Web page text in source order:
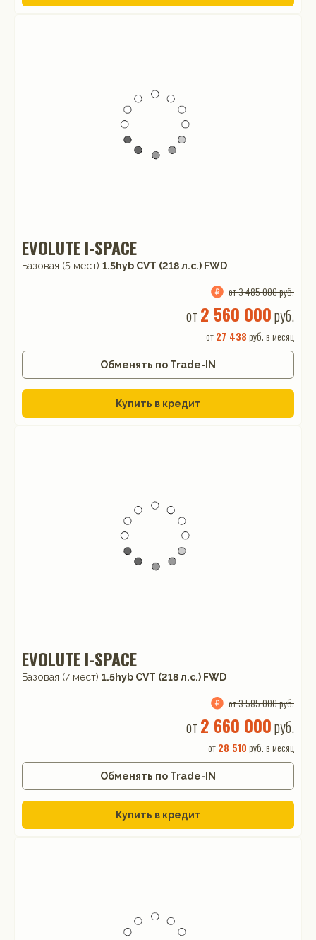
EVOLUTE I-SPACE
Базовая (5 мест) 1.5hyb CVT (218 л.с.) FWD
от 3 485 000 руб.
от 2 560 000руб.
от27 438 руб. в месяц
Обменять по Trade-IN
Купить в кредит
EVOLUTE I-SPACE
Базовая (7 мест) 1.5hyb CVT (218 л.с.) FWD
от 3 585 000 руб.
от 2 660 000руб.
от28 510 руб. в месяц
Обменять по Trade-IN
Купить в кредит